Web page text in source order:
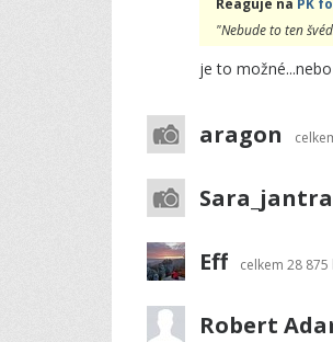
Reaguje na PK
"Nebude to ten
je to
aragon
Sara_jantra
Eff celkem 28
Robert